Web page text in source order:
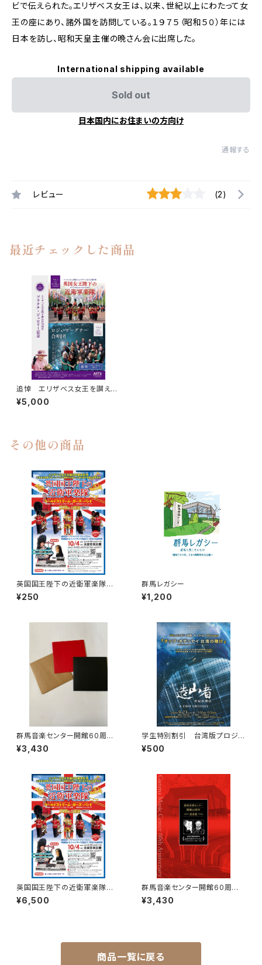
ビで伝えられた。エリザベス女王は、以来、世紀以上にわたって女
王の座にあり、諸外国を訪問している。１９７５（昭和５０）年には
日本を訪し、昭和天皇主催の晩さん会に出席した。
International shipping available
Sold out
日本国内にお住まいの方向け
通報する
レビュー (2)
最近チェックした商品
追悼 エリザベス女王を讃え
る・ロジェ・ワーグナー合唱団
一般
¥5,000
その他の商品
英国国王陛下の近衛軍楽隊 １
８歳以下無料招待（未就学児を
除く）
¥250
群馬レガシー
¥1,200
群馬音楽センター開館60周年
記念誌 1冊 ＋群馬レガシー
（プレゼント）
¥3,430
学生特別割引 台湾版プロジェ
クトX「造山者」一枚のチップが、
世界を変える―ドキュメンタリー
¥500
英国国王陛下の近衛軍楽隊 S
席 ご希望の席をご指定くださ
い。
¥6,500
群馬音楽センター開館60周年
記念誌 1冊 ＋PDFカラー版C
D（プレゼント）
¥3,430
商品一覧に戻る